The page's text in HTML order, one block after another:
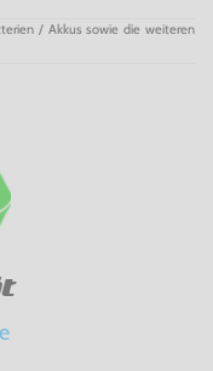
/ Akkus sowie die weiteren